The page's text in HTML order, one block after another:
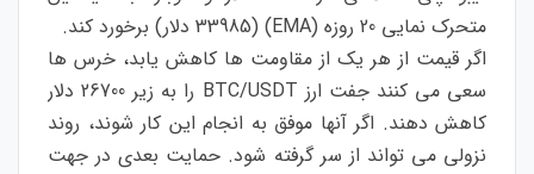
متحرک نمایی 20 روزه (EMA) (33985 دلار) برخورد کند.
اگر قیمت از هر یک از مقاومت ها کاهش یابد، خرس ها
سعی می کنند جفت ارز BTC/USDT را به زیر 26700 دلار
کاهش دهند. اگر آنها موفق به انجام این کار شوند، روند
نزولی می تواند از سر گرفته شود. حمایت بعدی در جهت